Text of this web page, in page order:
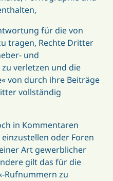
für die von
tragen, Rechte Dritter
und
verletzen und die
von durch ihre Beiträge
vollständig
in Kommentaren
oder Foren
Art gewerblicher
gilt das für die
Rufnummern zu